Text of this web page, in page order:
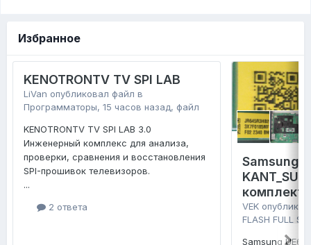
Избранное
KENOTRONTV TV SPI LAB
LiVan опубликовал файл в
Программаторы, 15 часов назад, файл
KENOTRONTV TV SPI LAB 3.0
Инженерный комплекс для анализа,
проверки, сравнения и восстановления
SPI-прошивок телевизоров.
...
2 ответа
Samsung
комплект
VEK
FLASH FULL
Samsung